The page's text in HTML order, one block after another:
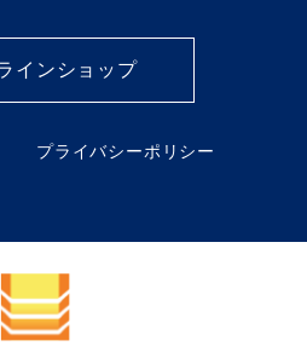
インショップ
プライバシーポリシー